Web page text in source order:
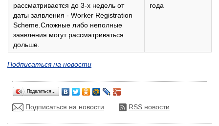
рассматривается до 3-х недель от
даты заявления - Worker Registration
Scheme.Сложные либо неполные
заявления могут рассматриваться
дольше.
года
Подписаться на новости
Поделиться…
Подписаться на новости RSS новости